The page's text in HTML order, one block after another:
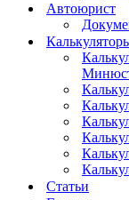
Автоюрист
Статьи